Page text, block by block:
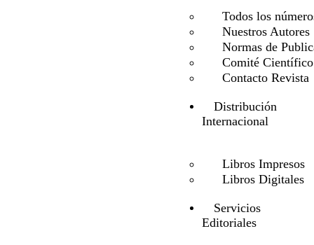
Todos los
Nuestros Autores
Normas de
Comité Científico
Contacto Revista
Distribución
Internacional
Libros Impresos
Libros Digitales
Servicios
Editoriales